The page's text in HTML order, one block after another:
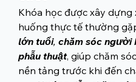
Khóa học được xây dựng
huống thực tế thường
lớn tuổi, chăm sóc người
phẫu thuật, giúp chăm
nền tảng trước khi đến